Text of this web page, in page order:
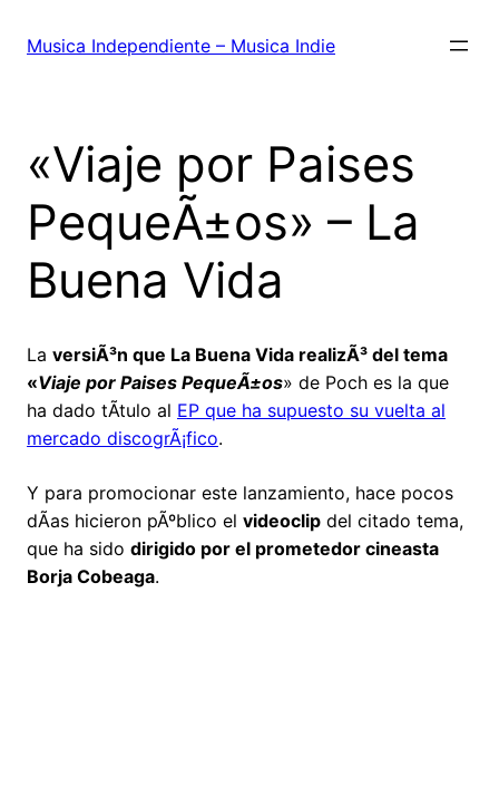
Musica Independiente – Musica Indie
«Viaje por Paises
PequeÃ±os» – La
Buena Vida
La versiÃ³n que La Buena Vida realizÃ³ del tema
«Viaje por Paises PequeÃ±os» de Poch es la que
ha dado tÃ­tulo al EP que ha supuesto su vuelta al
mercado discogrÃ¡fico.
Y para promocionar este lanzamiento, hace pocos
dÃ­as hicieron pÃºblico el videoclip del citado tema,
que ha sido dirigido por el prometedor cineasta
Borja Cobeaga.